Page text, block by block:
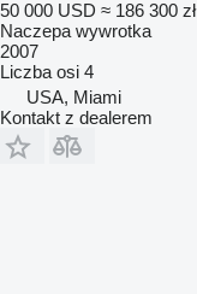
50 000 USD ≈ 186 300 zł
Naczepa wywrotka
2007
Liczba osi 4
USA, Miami
Kontakt z dealerem